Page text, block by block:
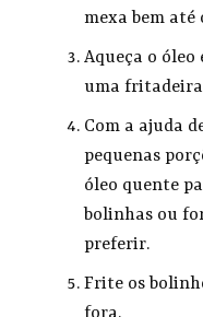
mexa bem até
Aqueça o
uma
Com a ajuda
pequenas
óleo quente
bolinhas ou
preferir.
Frite os